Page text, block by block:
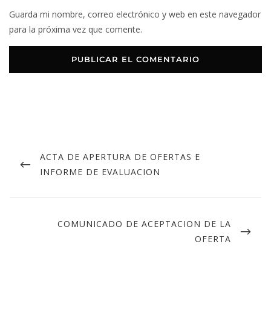
Guarda mi nombre, correo electrónico y web en este navegador
para la próxima vez que comente.
ACTA DE APERTURA DE OFERTAS E
INFORME DE EVALUACION
COMUNICADO DE ACEPTACION DE LA
OFERTA